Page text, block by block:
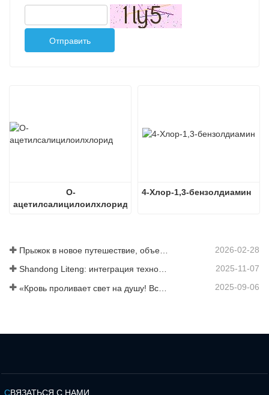
Отправить
О-
ацетилсалицилоилхлорид
4-Хлор-1,3-бензолдиамин
2026-02-28
Shandong Liteng: интеграция технологических услуг, индивидуальный синтез и масштабное производство для расширения глобальной торговой сети в сфере химической продукции 2025-11-07
2025-09-06
СВЯЗАТЬСЯ С НАМИ